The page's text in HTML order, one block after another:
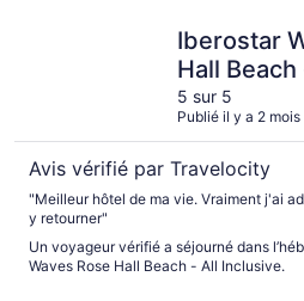
Iberostar
Hall Beach
Inclusive
5 sur 5
Publié il y a 2 mois
Avis vérifié par Travelocity
"Meilleur hôtel de ma vie. Vraiment j'ai adorée et je compte
y retourner"
Un voyageur vérifié a séjourné dans
Waves Rose Hall Beach - All Inclusive.